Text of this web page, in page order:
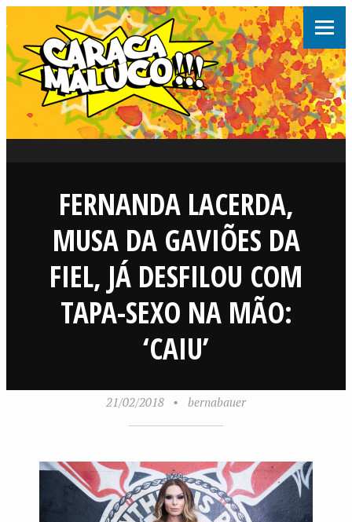
FERNANDA LACERDA,
MUSA DA GAVIÕES DA
FIEL, JÁ DESFILOU COM
TAPA-SEXO NA MÃO:
‘CAIU’
21/02/2018 • bernabauer